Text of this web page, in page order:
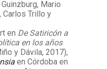
Mario
Carlos Trillo y
en De Satiricón a
en los años
y Dávila, 2017),
en Córdoba en